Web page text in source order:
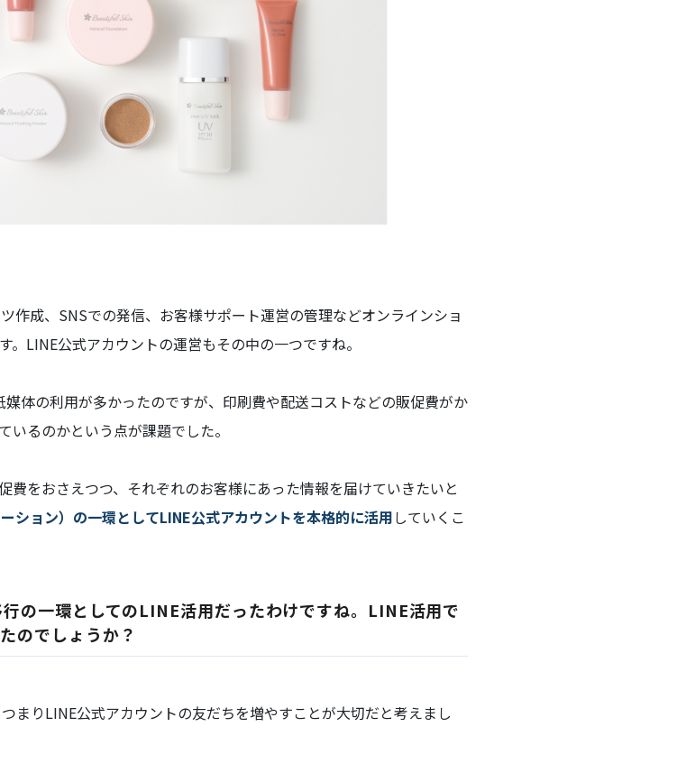
作成、SNSでの発信、お客様サポート運営の管理などオンラインショ
LINE公式アカウントの運営もその中の一つですね。
体の利用が多かったのですが、印刷費や配送コストなどの販促費がか
るのかという点が課題でした。
費をおさえつつ、それぞれのお客様にあった情報を届けていきたいと
ション）の一環としてLINE公式アカウントを本格的に活用していくこ
の一環としてのLINE活用だったわけですね。LINE活用で
のでしょうか？
まりLINE公式アカウントの友だちを増やすことが大切だと考えまし